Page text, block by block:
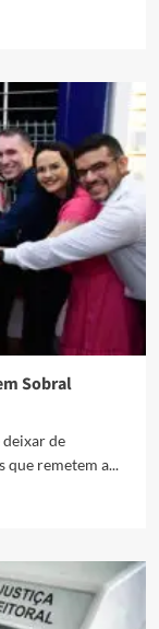
Sobral
de
que remetem a...